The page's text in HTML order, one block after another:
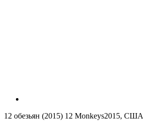
12 обезьян (2015) 12 Monkeys2015, США